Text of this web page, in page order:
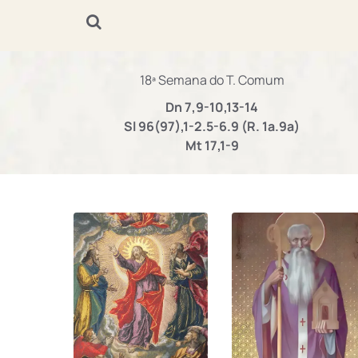
18ª Semana do T. Comum
Dn 7,9-10,13-14
Sl 96(97),1-2.5-6.9 (R. 1a.9a)
Mt 17,1-9